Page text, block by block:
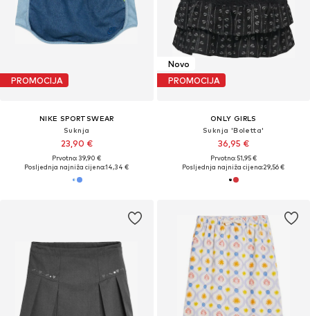
PROMOCIJA
NIKE SPORTSWEAR
Suknja
23,90 €
Prvotno: 39,90 €
Posljednja najniža cijena:14,34 €
Novo
PROMOCIJA
ONLY GIRLS
Suknja 'Boletta'
36,95 €
Prvotno: 51,95 €
Posljednja najniža cijena:29,56 €